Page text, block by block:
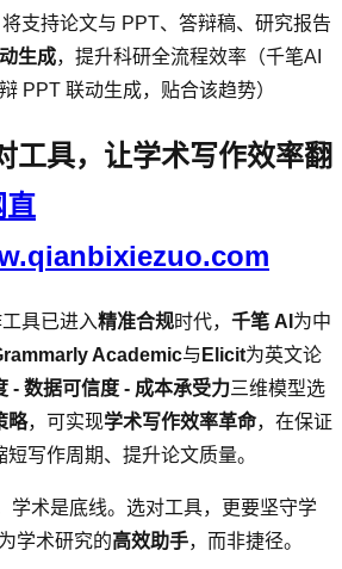
将支持论文与 PPT、答辩稿、研究报告
生成，提升科研全流程效率（千笔AI
PPT 联动生成，贴合该趋势）
工具，让学术写作效率翻
直
具已进入精准合规时代， 千笔 AI 为中
Academic与 Elicit为英文论
- 数据可信度 - 成本承受力三维模型选
略，可实现学术写作效率革命，在保证
写作周期、提升论文质量。
学术是底线。选对工具，更要坚守学
学术研究的高效助手，而非捷径。